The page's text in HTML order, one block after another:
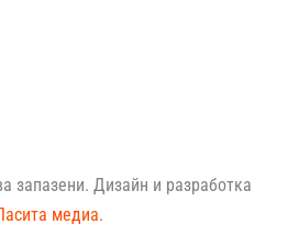
запазени. Дизайн и разработка
медиа.